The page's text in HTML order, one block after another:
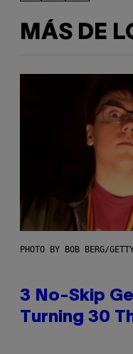
MÁS DE
PHOTO BY BOB BERG/
3 No-Skip
Turning 30